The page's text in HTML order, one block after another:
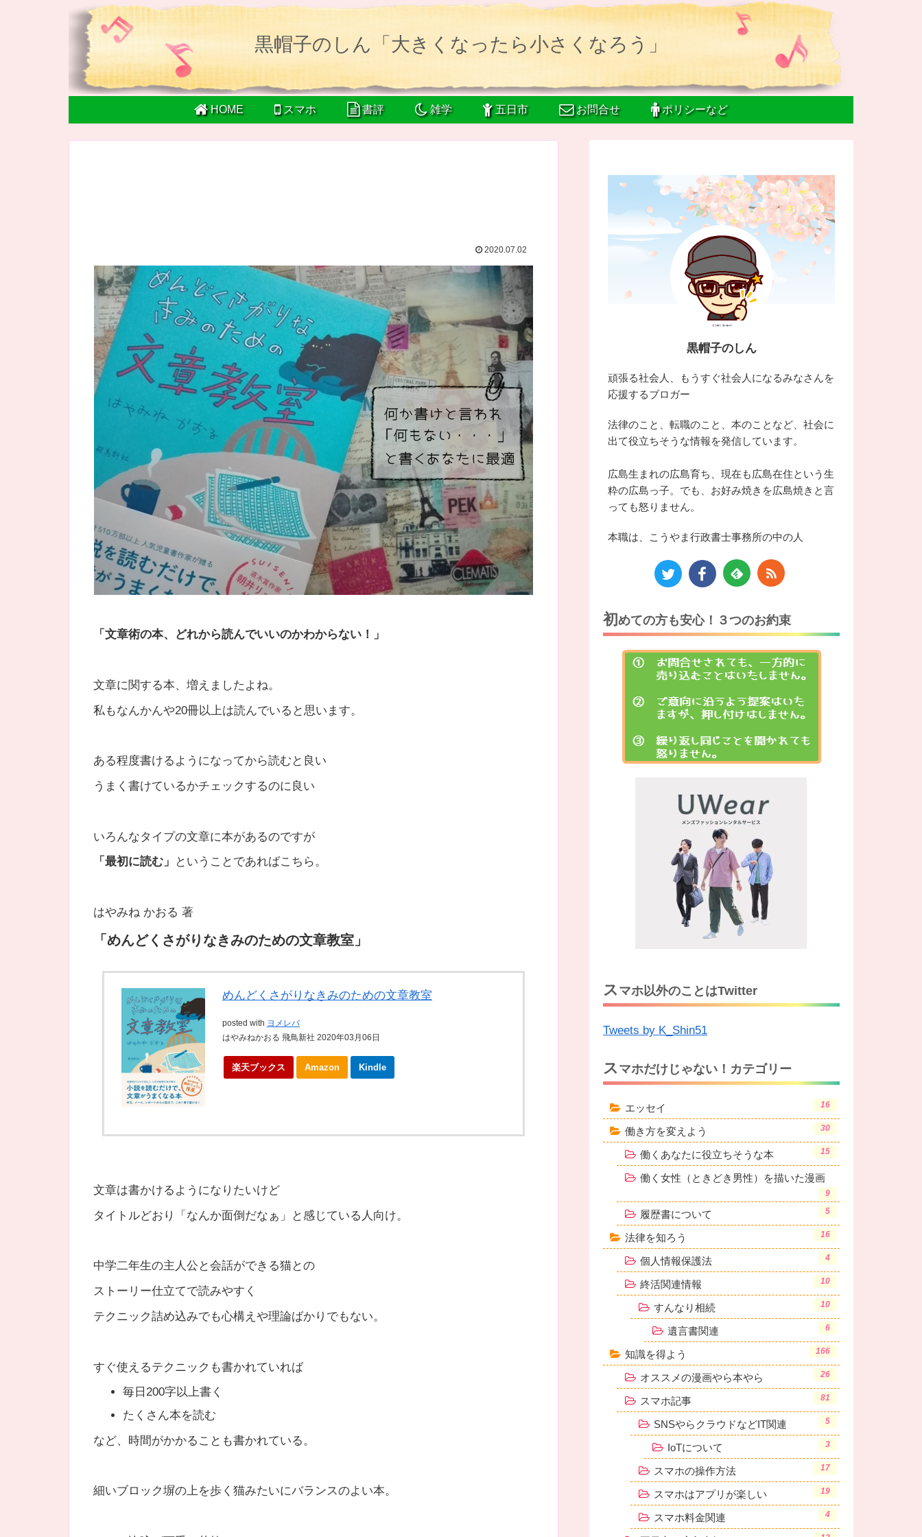
黒帽子のしん「大きくなったら小さくなろう」
HOME スマホ 書評 雑学 五日市 お問合せ ポリシーなど
2020.07.02
「文章術の本、どれから読んでいいのかわからない！」
文章に関する本、増えましたよね。
私もなんかんや20冊以上は読んでいると思います。
ある程度書けるようになってから読むと良い
うまく書けているかチェックするのに良い
いろんなタイプの文章に本があるのですが
「最初に読む」
ということであればこちら。
はやみね かおる 著
「めんどくさがりなきみのための文章教室」
めんどくさがりなきみのための文章教室
posted with ヨメレバ
はやみねかおる 飛鳥新社 2020年03月06日
楽天ブックス Amazon Kindle
文章は書かけるようになりたいけど
タイトルどおり「なんか面倒だなぁ」と感じている人向け。
中学二年生の主人公と会話ができる猫との
ストーリー仕立てで読みやすく
テクニック詰め込みでも心構えや理論ばかりでもない。
すぐ使えるテクニックも書かれていれば
毎日200字以上書く
たくさん本を読む
など、時間がかかることも書かれている。
細いブロック塀の上を歩く猫みたいにバランスのよい本。
黒帽子のしん
頑張る社会人、もうすぐ社会人になるみなさんを
応援するブロガー
法律のこと、転職のこと、本のことなど、社会に
出て役立ちそうな情報を発信しています。
広島生まれの広島育ち、現在も広島在住という生
粋の広島っ子。でも、お好み焼きを広島焼きと言
っても怒りません。
本職は、こうやま行政書士事務所の中の人
初めての方も安心！３つのお約束
ス マホ以外のことはTwitter
Tweets by K_Shin51
ス マホだけじゃない！カテゴリー
エッセイ 16
働き方を変えよう 30
働くあなたに役立ちそうな本 15
働く女性（ときどき男性）を描いた漫画
9
履歴書について 5
法律を知ろう 16
個人情報保護法 4
終活関連情報 10
すんなり相続 10
遺言書関連 6
知識を得よう 166
オススメの漫画やら本やら 26
スマホ記事 81
SNSやらクラウドなどIT関連 5
IoTについて 3
スマホの操作方法 17
スマホはアプリが楽しい 19
スマホ料金関連 4